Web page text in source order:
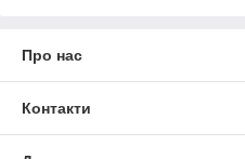
Про нас
Контакти